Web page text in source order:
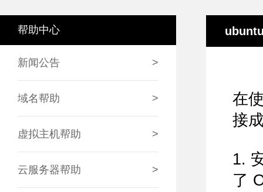
帮助中心
>
新闻公告
>
域名帮助
>
虚拟主机帮助
>
云服务器帮助
在
接
1.
了